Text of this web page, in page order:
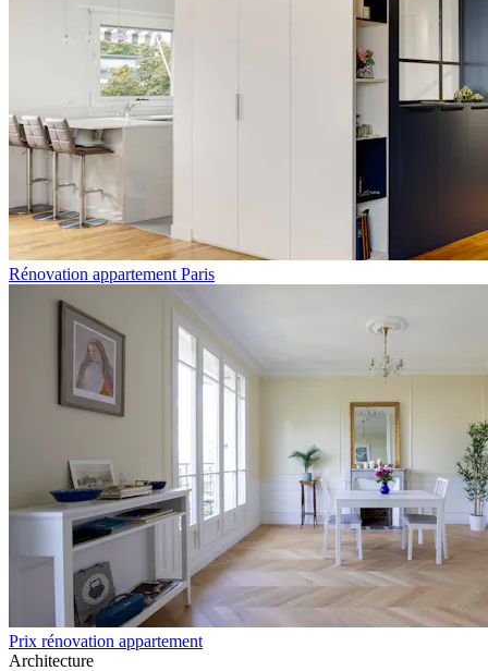
Rénovation appartement Paris
Prix rénovation appartement
Architecture